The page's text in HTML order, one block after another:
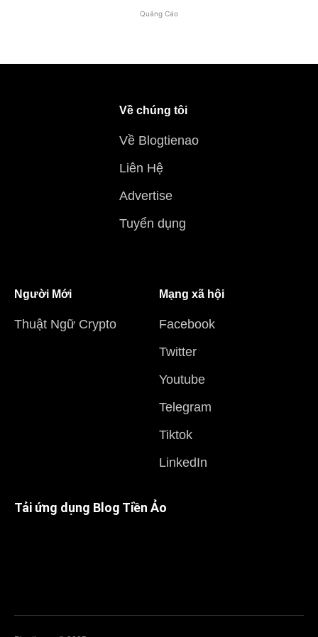
Quảng Cáo
Về chúng tôi
Về Blogtienao
Liên Hệ
Advertise
Tuyển dụng
Người Mới
Thuật Ngữ Crypto
Mạng xã hội
Facebook
Twitter
Youtube
Telegram
Tiktok
LinkedIn
Tải ứng dụng Blog Tiền Ảo